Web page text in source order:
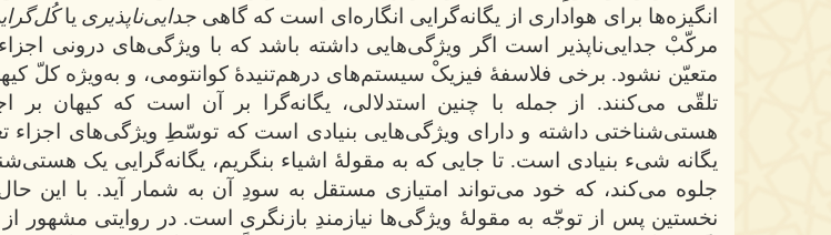
انگیزه‌ها برای هواداری از یگانه‌گرایی انگاره‌ای است که گاهی جدایی‌ناپذیری یا
مرکّبْ جدایی‌ناپذیر است اگر ویژگی‌هایی داشته باشد که با ویژگی‌های درونی
متعیّن نشود. برخی فلاسفۀ فیزیکْ سیستم‌های درهم‌تنیدۀ کوانتومی، و به‌ویژه کلّ کیهان
تلقّی می‌کنند. از جمله با چنین استدلالی، یگانه‌گرا بر آن است که کیهان بر
هستی‌شناختی داشته و دارای ویژگی‌هایی بنیادی است که توسّطِ ویژگی‌های اجزاء
یگانه شیء بنیادی است. تا جایی که به مقولۀ اشیاء بنگریم، یگانه‌گرایی یک
جلوه می‌کند، که خود می‌تواند امتیازی مستقل به سودِ آن به شمار آید. با این
نخستین پس از توجّه به مقولۀ ویژگی‌ها نیازمندِ بازنگری است. در روایتی مشهور از